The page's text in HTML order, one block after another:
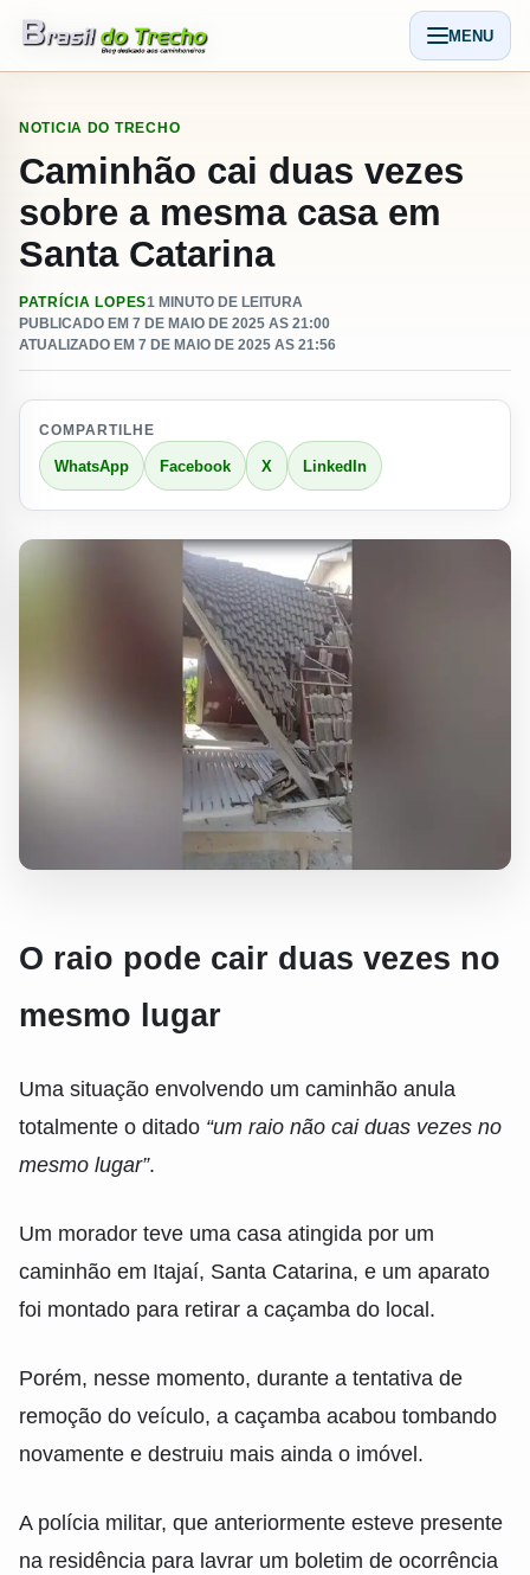
Abrir
MENU
NOTICIA DO TRECHO
Caminhão cai duas vezes
sobre a mesma casa em
Santa Catarina
PATRÍCIA LOPES1 MINUTO DE LEITURA
PUBLICADO EM 7 DE MAIO DE 2025 AS 21:00
ATUALIZADO EM 7 DE MAIO DE 2025 AS 21:56
COMPARTILHE
WhatsApp Facebook X LinkedIn
O raio pode cair duas vezes no
mesmo lugar
Uma situação envolvendo um caminhão anula
totalmente o ditado “um raio não cai duas vezes no
mesmo lugar”.
Um morador teve uma casa atingida por um
caminhão em Itajaí, Santa Catarina, e um aparato
foi montado para retirar a caçamba do local.
Porém, nesse momento, durante a tentativa de
remoção do veículo, a caçamba acabou tombando
novamente e destruiu mais ainda o imóvel.
A polícia militar, que anteriormente esteve presente
na residência para lavrar um boletim de ocorrência